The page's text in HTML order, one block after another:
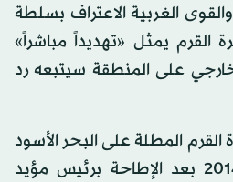
الغربية الاعتراف بسلطة
يمثل «تهديداً مباشراً»
على المنطقة سيتبعه رد
المطلة على البحر الأسود
من أوكرانيا في عام 2014 بعد الإطاحة برئيس مؤيد